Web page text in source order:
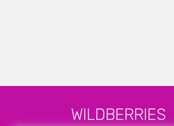
WILDBERRIES